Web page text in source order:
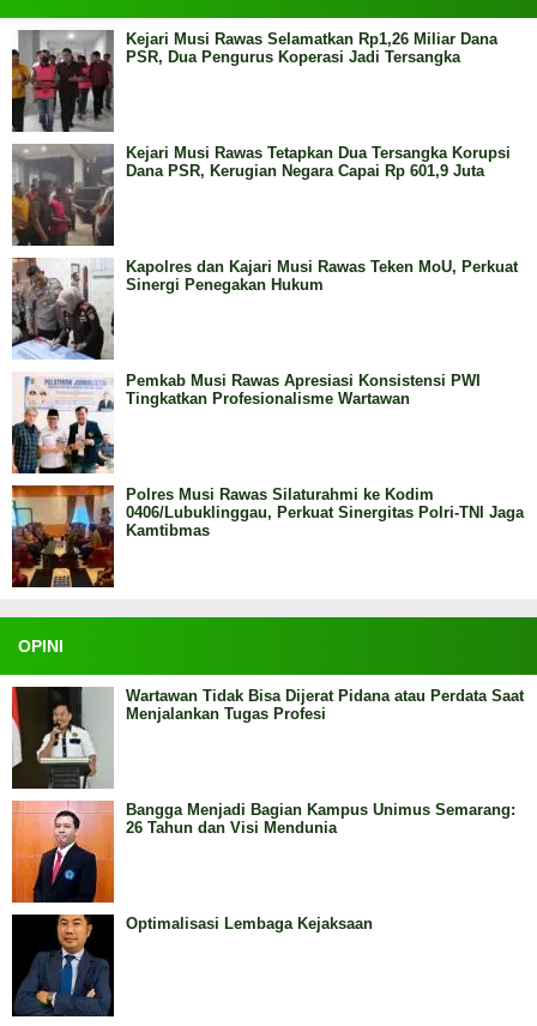
Kejari Musi Rawas Selamatkan Rp1,26 Miliar Dana
PSR, Dua Pengurus Koperasi Jadi Tersangka
Kejari Musi Rawas Tetapkan Dua Tersangka Korupsi
Dana PSR, Kerugian Negara Capai Rp 601,9 Juta
Kapolres dan Kajari Musi Rawas Teken MoU, Perkuat
Sinergi Penegakan Hukum
Pemkab Musi Rawas Apresiasi Konsistensi PWI
Tingkatkan Profesionalisme Wartawan
Polres Musi Rawas Silaturahmi ke Kodim
0406/Lubuklinggau, Perkuat Sinergitas Polri-TNI Jaga
Kamtibmas
OPINI
Wartawan Tidak Bisa Dijerat Pidana atau Perdata Saat
Menjalankan Tugas Profesi
Bangga Menjadi Bagian Kampus Unimus Semarang:
26 Tahun dan Visi Mendunia
Optimalisasi Lembaga Kejaksaan